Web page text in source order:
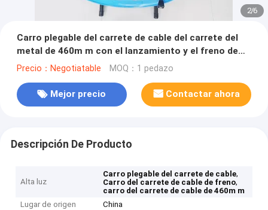
2/6
Carro plegable del carrete de cable del carrete del
metal de 460m m con el lanzamiento y el freno de
cable
Precio：Negotiatable MOQ：1 pedazo
Mejor precio Contactar ahora
Descripción De Producto
Alta luz
Carro plegable del carrete de cable,
Carro del carrete de cable de freno,
carro del carrete de cable de 460m m
Lugar de origen
China